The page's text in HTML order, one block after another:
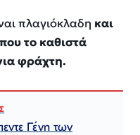
πλαγιόκλαδη και
το καθιστά
φράχτη.
Γένη των